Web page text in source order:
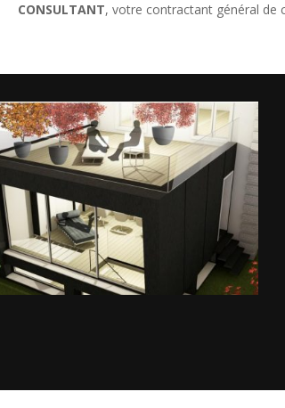
CONSULTANT, votre contractant général de